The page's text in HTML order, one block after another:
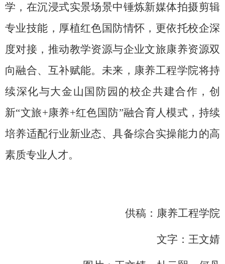
学，在沉浸式实景场景中锤炼新媒体拍摄剪辑
专业技能，厚植红色国防情怀，更依托校企深
度对接，推动教学资源与企业文旅康养资源双
向融合、互补赋能。未来，康养工程学院将持
续深化与大金山国防园的校企共建合作，创
新“文旅+康养+红色国防”融合育人模式，持续
培养适配行业新业态、具备综合实操能力的高
素质专业人才。
供稿：康养工程学院
文字：王文婧